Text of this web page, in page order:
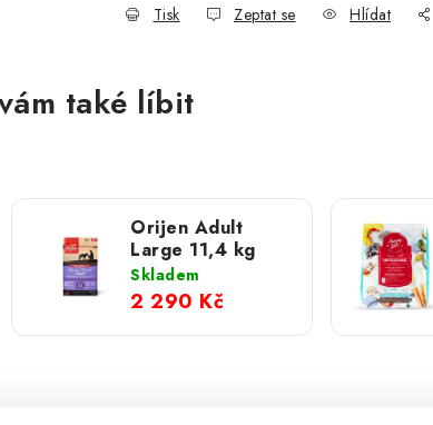
Tisk Zeptat se Hlídat
také líbit
Orijen Adult
Large 11,4 kg
Skladem
2 290 Kč